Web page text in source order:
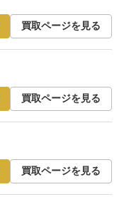
買取ページを見る
買取ページを見る
買取ページを見る